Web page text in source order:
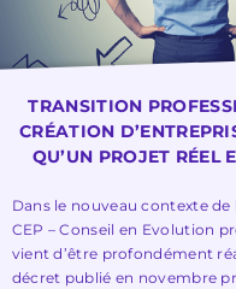
TRANSITION
CRÉATION
QU’UN PROJET RÉEL
Dans le nouveau contexte de
CEP – Conseil en Evolution
vient d’être profondément
décret publié en novembre